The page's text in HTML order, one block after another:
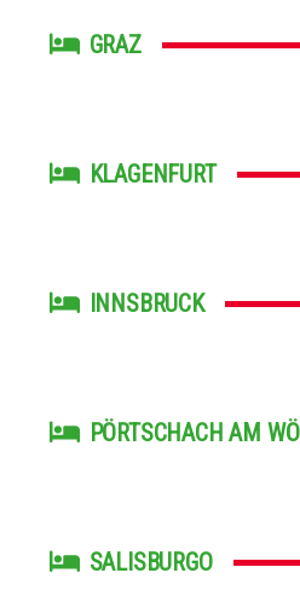
GRAZ
KLAGENFURT
INNSBRUCK
PÖRTSCHACH AM
SALISBURGO